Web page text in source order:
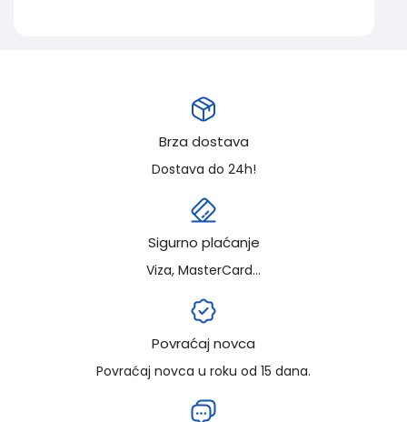
Brza dostava
Dostava do 24h!
Sigurno plaćanje
Viza, MasterCard...
Povraćaj novca
Povraćaj novca u roku od 15 dana.